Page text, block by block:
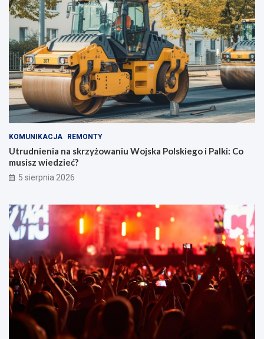
KOMUNIKACJA REMONTY
Utrudnienia na skrzyżowaniu Wojska Polskiego i Palki: Co
musisz wiedzieć?
5 sierpnia 2026